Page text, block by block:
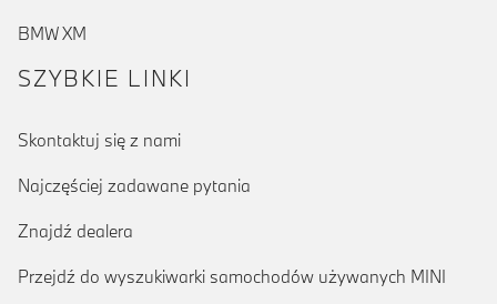
BMW XM
SZYBKIE LINKI
Skontaktuj się z nami
Najczęściej zadawane pytania
Znajdź dealera
Przejdź do wyszukiwarki samochodów używanych MINI